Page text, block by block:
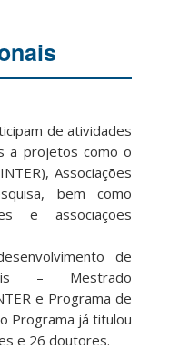
de atividades
a projetos como o
Associações
bem como
e associações
de
– Mestrado
e Programa de
Programa já titulou
e 26 doutores.